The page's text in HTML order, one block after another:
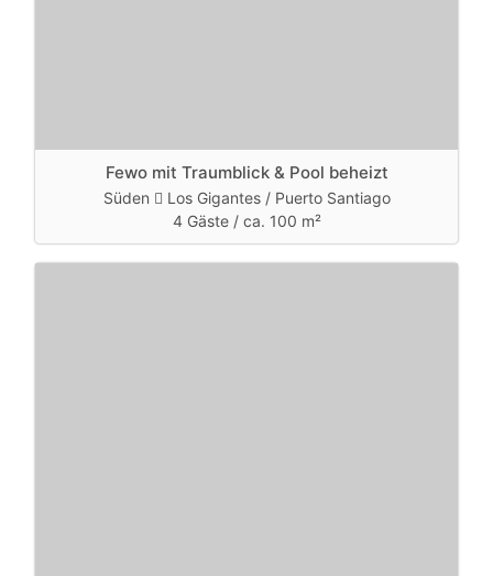
Fewo mit Traumblick & Pool beheizt
Süden
Los Gigantes / Puerto Santiago
4 Gäste / ca. 100 m²